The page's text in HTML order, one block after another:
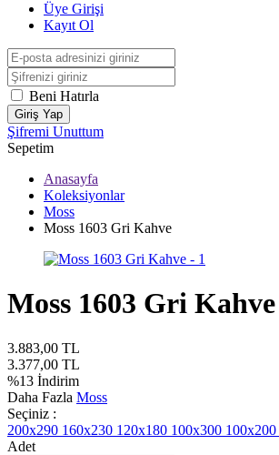
Üye Girişi
Kayıt Ol
Beni Hatırla
Giriş Yap
Şifremi Unuttum
Sepetim
Anasayfa
Koleksiyonlar
Moss
Moss 1603 Gri Kahve
Moss 1603 Gri Kahve
3.883,00 TL
3.377,00 TL
%13 İndirim
Daha Fazla Moss
Seçiniz :
200x290 160x230 120x180 100x300 100x200
Adet